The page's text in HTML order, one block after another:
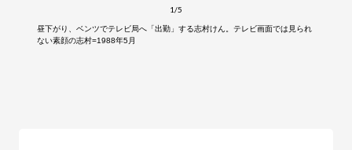
1/5
昼下がり、ベンツでテレビ局へ「出勤」する志村けん。テレビ画面では見られ
ない素顔の志村=1988年5月